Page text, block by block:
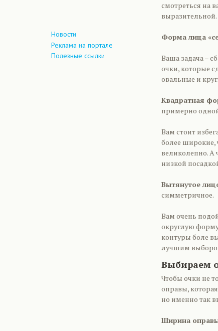
Новости
Реклама на портале
Полезные ссылки
смотреться на
выразительной.
Форма лица
Ваша задача –
очки, которые
овальные и
Квадратная
примерно
Вам стоит
более широкие,
великолепно. А
низкой
Вытянутое
симметричное.
Вам очень
округлую
контуры боле
лучшим
Выбираем
Чтобы очки не
оправы,
но именно так
Ширина